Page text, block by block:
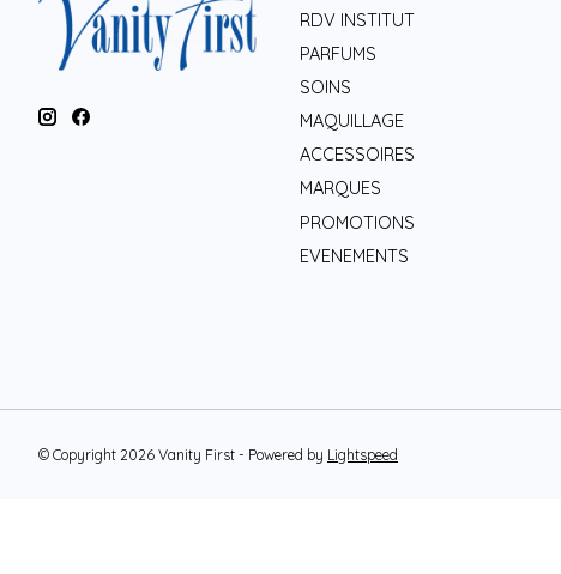
RDV INSTITUT
PARFUMS
SOINS
MAQUILLAGE
ACCESSOIRES
MARQUES
PROMOTIONS
EVENEMENTS
© Copyright 2026 Vanity First - Powered by Lightspeed